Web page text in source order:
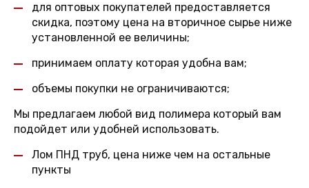
для оптовых покупателей предоставляется
скидка, поэтому цена на вторичное сырье ниже
установленной ее величины;
принимаем оплату которая удобна вам;
объемы покупки не ограничиваются;
Мы предлагаем любой вид полимера который вам
подойдет или удобней использовать.
Лом ПНД труб, цена ниже чем на остальные
пункты